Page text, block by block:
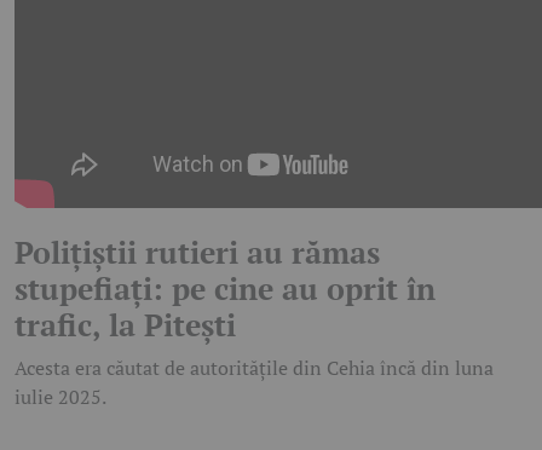
Polițiștii rutieri au rămas
stupefiați: pe cine au oprit în
trafic, la Pitești
Acesta era căutat de autoritățile din Cehia încă din luna
iulie 2025.